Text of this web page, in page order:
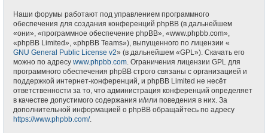
Наши форумы работают под управлением программного
обеспечения для создания конференций phpBB (в дальнейшем
«они», «программное обеспечение phpBB», «www.phpbb.com»,
«phpBB Limited», «phpBB Teams»), выпущенного по лицензии «
GNU General Public License v2» (в дальнейшем «GPL»). Скачать его
можно по адресу www.phpbb.com . Ограничения лицензии GPL для
программного обеспечения phpBB строго связаны с организацией и
поддержкой интернет-конференций, и phpBB Limited не несёт
ответственности за то, что администрация конференций определяет
в качестве допустимого содержания и/или поведения в них. За
дополнительной информацией о phpBB обращайтесь по адресу
https://www.phpbb.com/.